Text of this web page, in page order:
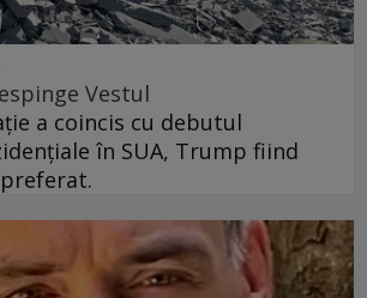
Vestul
a coincis cu debutul
în SUA, Trump fiind